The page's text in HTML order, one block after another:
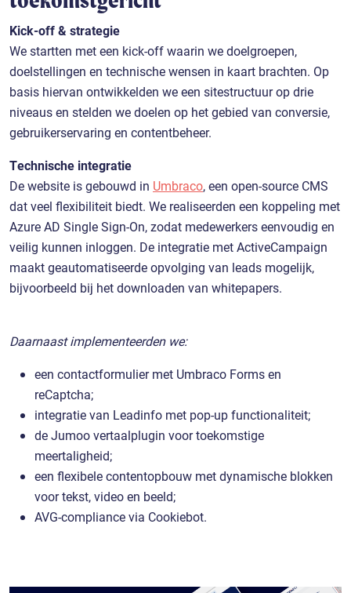
Kick-off & strategie
We startten met een kick-off waarin we doelgroepen,
doelstellingen en technische wensen in kaart brachten. Op
basis hiervan ontwikkelden we een sitestructuur op drie
niveaus en stelden we doelen op het gebied van conversie,
gebruikerservaring en contentbeheer.
Technische integratie
De website is gebouwd in Umbraco, een open-source CMS
dat veel flexibiliteit biedt. We realiseerden een koppeling met
Azure AD Single Sign-On, zodat medewerkers eenvoudig en
veilig kunnen inloggen. De integratie met ActiveCampaign
maakt geautomatiseerde opvolging van leads mogelijk,
bijvoorbeeld bij het downloaden van whitepapers.
Daarnaast implementeerden we:
een contactformulier met Umbraco Forms en
reCaptcha;
integratie van Leadinfo met pop-up functionaliteit;
de Jumoo vertaalplugin voor toekomstige
meertaligheid;
een flexibele contentopbouw met dynamische blokken
voor tekst, video en beeld;
AVG-compliance via Cookiebot.